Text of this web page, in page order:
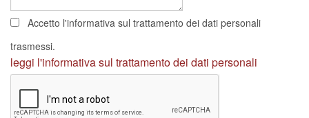
Accetto l'informativa sul trattamento dei dati personali
trasmessi.
leggi l'informativa sul trattamento dei dati personali